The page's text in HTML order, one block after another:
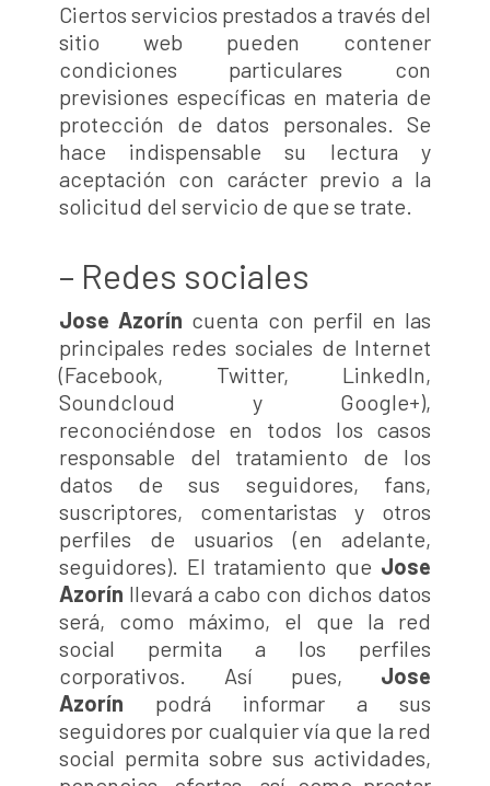
Ciertos servicios prestados a través del
sitio web pueden contener
condiciones particulares con
previsiones específicas en materia de
protección de datos personales. Se
hace indispensable su lectura y
aceptación con carácter previo a la
solicitud del servicio de que se trate.
– Redes sociales
Jose Azorín cuenta con perfil en las
principales redes sociales de Internet
(Facebook, Twitter, LinkedIn,
Soundcloud y Google+),
reconociéndose en todos los casos
responsable del tratamiento de los
datos de sus seguidores, fans,
suscriptores, comentaristas y otros
perfiles de usuarios (en adelante,
seguidores). El tratamiento que Jose
Azorín llevará a cabo con dichos datos
será, como máximo, el que la red
social permita a los perfiles
corporativos. Así pues, Jose
Azorín podrá informar a sus
seguidores por cualquier vía que la red
social permita sobre sus actividades,